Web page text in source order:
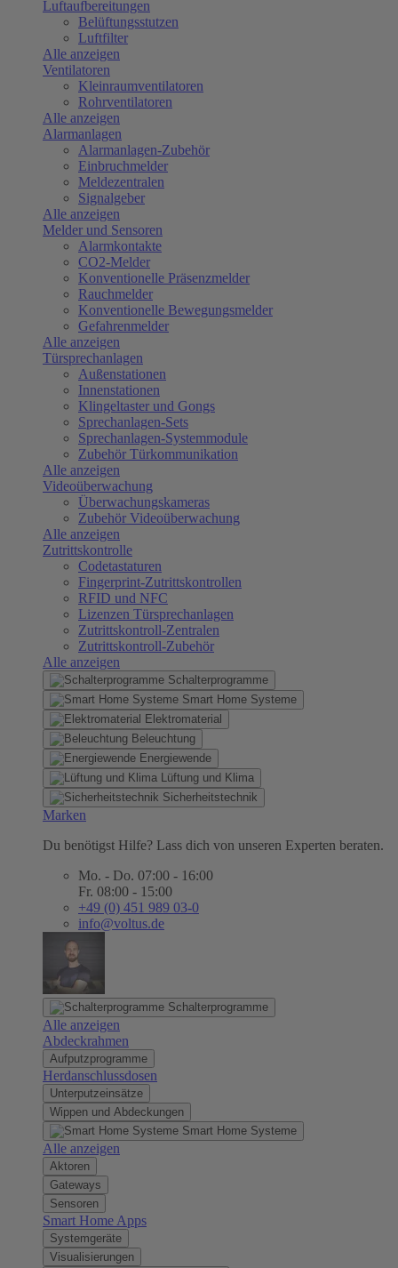
Luftaufbereitungen
Belüftungsstutzen
Luftfilter
Alle anzeigen
Ventilatoren
Kleinraumventilatoren
Rohrventilatoren
Alle anzeigen
Alarmanlagen
Alarmanlagen-Zubehör
Einbruchmelder
Meldezentralen
Signalgeber
Alle anzeigen
Melder und Sensoren
Alarmkontakte
CO2-Melder
Konventionelle Präsenzmelder
Rauchmelder
Konventionelle Bewegungsmelder
Gefahrenmelder
Alle anzeigen
Türsprechanlagen
Außenstationen
Innenstationen
Klingeltaster und Gongs
Sprechanlagen-Sets
Sprechanlagen-Systemmodule
Zubehör Türkommunikation
Alle anzeigen
Videoüberwachung
Überwachungskameras
Zubehör Videoüberwachung
Alle anzeigen
Zutrittskontrolle
Codetastaturen
Fingerprint-Zutrittskontrollen
RFID und NFC
Lizenzen Türsprechanlagen
Zutrittskontroll-Zentralen
Zutrittskontroll-Zubehör
Alle anzeigen
Schalterprogramme
Smart Home Systeme
Elektromaterial
Beleuchtung
Energiewende
Lüftung und Klima
Sicherheitstechnik
Marken
Du benötigst Hilfe? Lass dich von unseren Experten beraten.
Mo. - Do. 07:00 - 16:00
Fr. 08:00 - 15:00
+49 (0) 451 989 03-0
info@voltus.de
Schalterprogramme
Alle anzeigen
Abdeckrahmen
Aufputzprogramme
Herdanschlussdosen
Unterputzeinsätze
Wippen und Abdeckungen
Smart Home Systeme
Alle anzeigen
Aktoren
Gateways
Sensoren
Smart Home Apps
Systemgeräte
Visualisierungen